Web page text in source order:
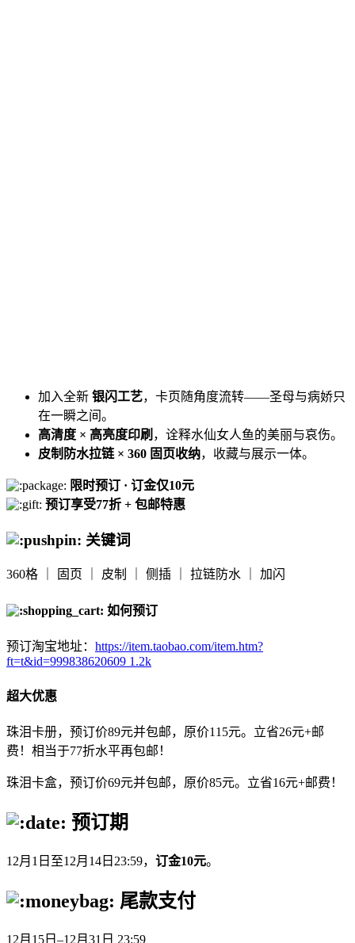
加入全新 银闪工艺，卡页随角度流转——圣母与病娇只
在一瞬之间。
高清度 × 高亮度印刷 ，诠释水仙女人鱼的美丽与哀伤。
皮制防水拉链 × 360 固页收纳，收藏与展示一体。
限时预订 · 订金仅10元
预订享受77折 + 包邮特惠
关键词
360格 ｜ 固页 ｜ 皮制 ｜ 侧插 ｜ 拉链防水 ｜ 加闪
如何预订
预订淘宝地址： https://item.taobao.com/item.htm?
ft=t&id=999838620609 1.2k
超大优惠
珠泪卡册，预订价89元并包邮，原价115元。立省26元+邮
费！相当于77折水平再包邮！
珠泪卡盒，预订价69元并包邮，原价85元。立省16元+邮费！
预订期
12月1日至12月14日23:59， 订金10元。
尾款支付
12月15日–12月31日 23:59